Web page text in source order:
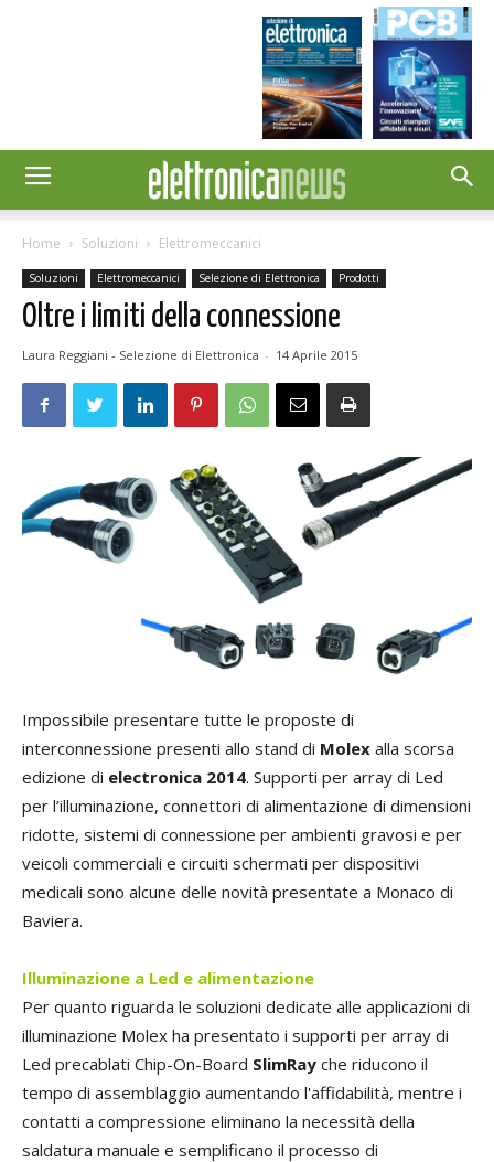
Home Soluzioni Elettromeccanici
Soluzioni Elettromeccanici Selezione di Elettronica Prodotti
Oltre i limiti della connessione
Laura Reggiani - Selezione di Elettronica - 14 Aprile 2015
Impossibile presentare tutte le proposte di
interconnessione presenti allo stand di Molex alla scorsa
edizione di electronica 2014. Supporti per array di Led
per l’illuminazione, connettori di alimentazione di dimensioni
ridotte, sistemi di connessione per ambienti gravosi e per
veicoli commerciali e circuiti schermati per dispositivi
medicali sono alcune delle novità presentate a Monaco di
Baviera.
Illuminazione a Led e alimentazione
Per quanto riguarda le soluzioni dedicate alle applicazioni di
illuminazione Molex ha presentato i supporti per array di
Led precablati Chip-On-Board SlimRay che riducono il
tempo di assemblaggio aumentando l'affidabilità, mentre i
contatti a compressione eliminano la necessità della
saldatura manuale e semplificano il processo di